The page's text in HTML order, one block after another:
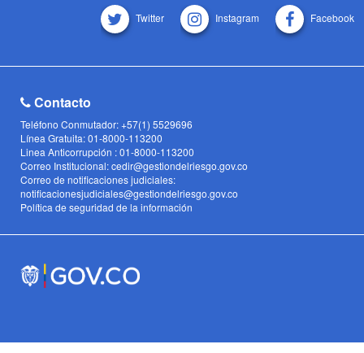
Twitter Instagram Facebook
Contacto
Teléfono Conmutador: +57(1) 5529696
Línea Gratuita: 01-8000-113200
Linea Anticorrupción : 01-8000-113200
Correo Institucional: cedir@gestiondelriesgo.gov.co
Correo de notificaciones judiciales:
notificacionesjudiciales@gestiondelriesgo.gov.co
Política de seguridad de la información